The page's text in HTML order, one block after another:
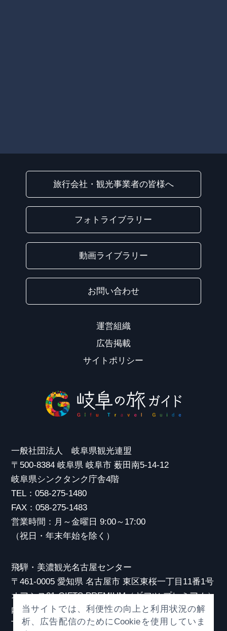
旅行会社・観光事業者の皆様へ
フォトライブラリー
動画ライブラリー
お問い合わせ
運営組織
広告掲載
サイトポリシー
一般社団法人 岐阜県観光連盟
〒500-8384 岐阜県 岐阜市 薮田南5-14-12
岐阜県シンクタンク庁舎4階
TEL：058-275-1480
FAX：058-275-1483
営業時間：月～金曜日 9:00～17:00
（祝日・年末年始を除く）
飛騨・美濃観光名古屋センター
〒461-0005 愛知県 名古屋市 東区東桜一丁目11番1号
オアシス21 GIFTS PREMIUM（ギフツ プレミアム）
内
TEL：052-253-6185
当サイトでは、利便性の向上と利用状況の解
析、広告配信のためにCookieを使用していま